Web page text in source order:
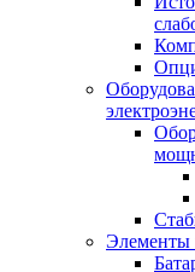
Элементы